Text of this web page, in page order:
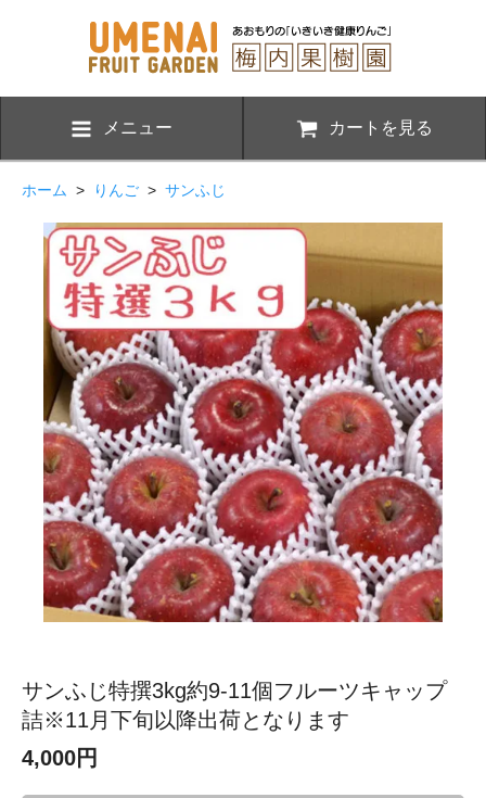
メニュー カートを見る
ホーム > りんご > サンふじ
サンふじ特撰3kg約9-11個フルーツキャップ
詰※11月下旬以降出荷となります
4,000円